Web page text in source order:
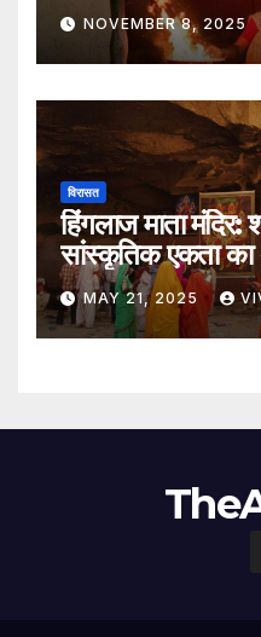
NOVEMBER 8, 2025
विरासत
हिंगलाज माता मंदिर:
सांस्कृतिक एकता का
MAY 21, 2025